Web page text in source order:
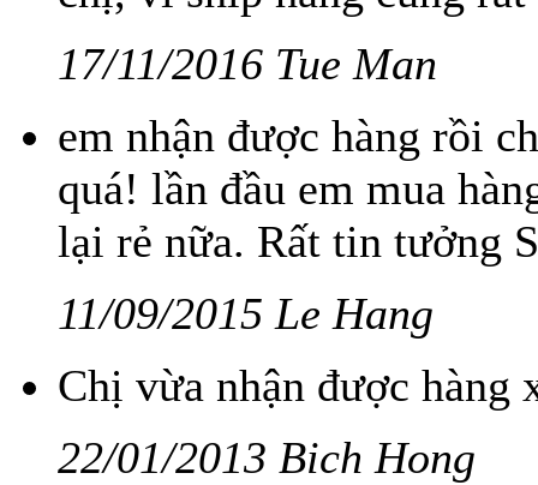
17/11/2016 Tue Man
em nhận được hàng rồi
quá! lần đầu em mua
lại rẻ nữa. Rất tin tưởng
11/09/2015 Le Hang
Chị vừa nhận được hàng
22/01/2013 Bich Hong